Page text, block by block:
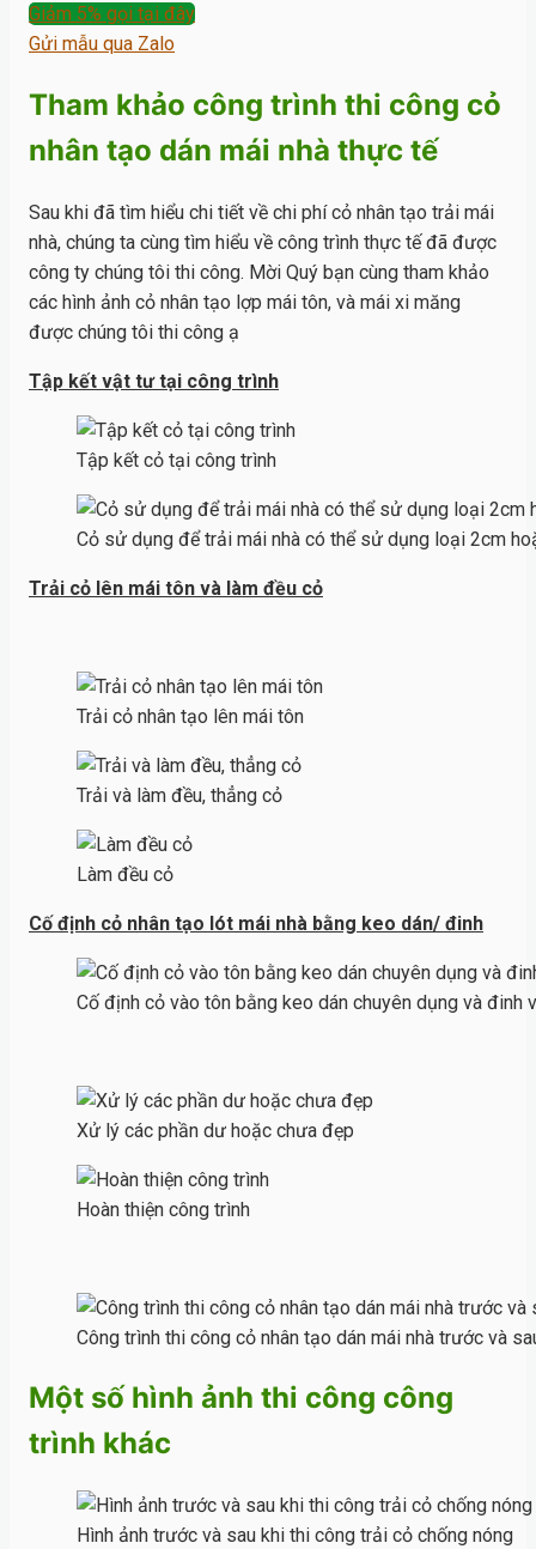
Giảm 5% gọi tại đây
Gửi mẫu qua Zalo
Tham khảo công trình thi công cỏ
nhân tạo dán mái nhà thực tế
Sau khi đã tìm hiểu chi tiết về chi phí cỏ nhân tạo trải mái
nhà, chúng ta cùng tìm hiểu về công trình thực tế đã được
công ty chúng tôi thi công. Mời Quý bạn cùng tham khảo
các hình ảnh cỏ nhân tạo lợp mái tôn, và mái xi măng
được chúng tôi thi công ạ
Tập kết vật tư tại công trình
Tập kết cỏ tại công trình
Cỏ sử dụng để trải mái nhà có thể sử dụng loại 2cm
Trải cỏ lên mái tôn và làm đều cỏ
Trải cỏ nhân tạo lên mái tôn
Trải và làm đều, thẳng cỏ
Làm đều cỏ
Cố định cỏ nhân tạo lót mái nhà bằng keo dán/ đinh
Cố định cỏ vào tôn bằng keo dán chuyên dụng và đinh
Xử lý các phần dư hoặc chưa đẹp
Hoàn thiện công trình
Công trình thi công cỏ nhân tạo dán mái nhà trước và
Một số hình ảnh thi công công
trình khác
Hình ảnh trước và sau khi thi công trải cỏ chống nóng